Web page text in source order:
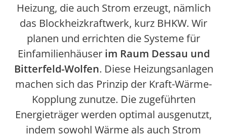
Heizung, die auch Strom erzeugt, nämlich
das Blockheizkraftwerk, kurz BHKW. Wir
planen und errichten die Systeme für
Einfamilienhäuser im Raum Dessau und
Bitterfeld-Wolfen. Diese Heizungsanlagen
machen sich das Prinzip der Kraft-Wärme-
Kopplung zunutze. Die zugeführten
Energieträger werden optimal ausgenutzt,
indem sowohl Wärme als auch Strom